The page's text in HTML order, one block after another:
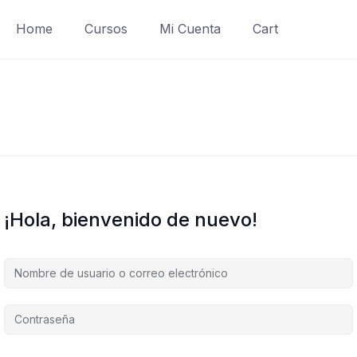
Home Cursos Mi Cuenta Cart
¡Hola, bienvenido de nuevo!